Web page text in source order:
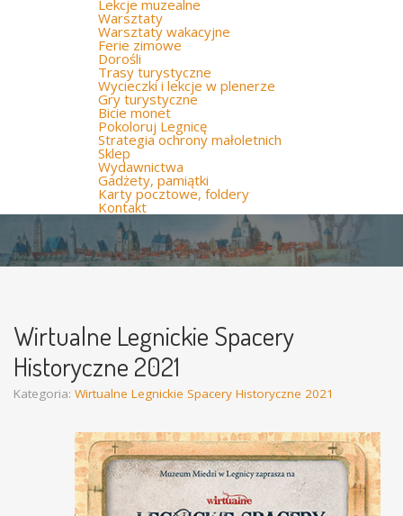
Lekcje muzealne
Warsztaty
Warsztaty wakacyjne
Ferie zimowe
Dorośli
Trasy turystyczne
Wycieczki i lekcje w plenerze
Gry turystyczne
Bicie monet
Pokoloruj Legnicę
Strategia ochrony małoletnich
Sklep
Wydawnictwa
Gadżety, pamiątki
Karty pocztowe, foldery
Kontakt
Wirtualne Legnickie Spacery
Historyczne 2021
Kategoria: Wirtualne Legnickie Spacery Historyczne 2021